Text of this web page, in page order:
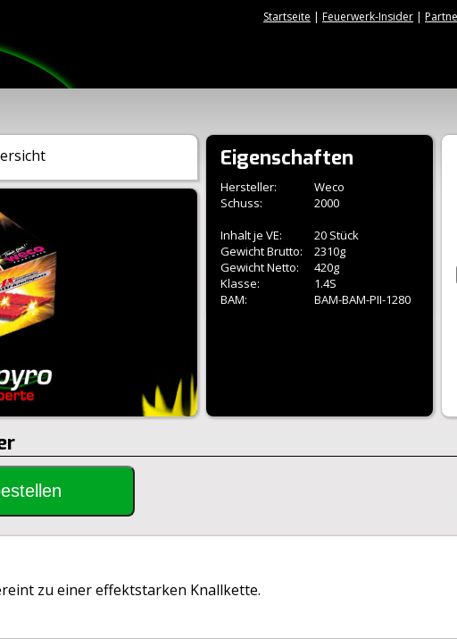
Startseite | Feuerwerk-Insider |
Eigenschaften
Hersteller:
Weco
Schuss:
2000
Inhalt je VE:
20 Stück
Gewicht Brutto:
2310g
Gewicht Netto:
420g
Klasse:
1.4S
BAM:
BAM-BAM-PII-1280
zu einer effektstarken Knallkette.